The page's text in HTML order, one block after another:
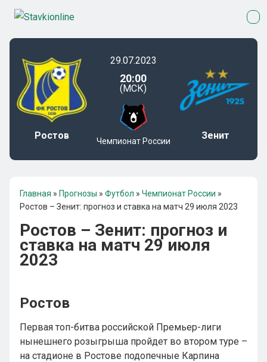
Ростов
29.07.2023
20:00
(МСК)
Чемпионат России Зенит
Главная » Прогнозы » Футбол » Чемпионат России »
Ростов – Зенит: прогноз и ставка на матч 29 июля 2023
Ростов – Зенит: прогноз и
ставка на матч 29 июля
2023
Ростов
Первая топ-битва российской Премьер-лиги
нынешнего розыгрыша пройдет во втором туре –
на стадионе в Ростове подопечные Карпина